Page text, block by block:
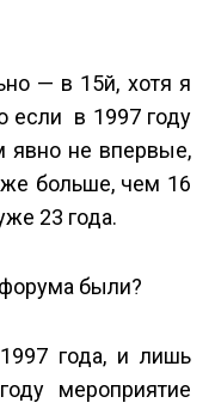
— в 15­й, хотя я
если в 1997 году
явно не впервые,
больше, чем 16
23 года.
были?
года, и лишь
мероприятие